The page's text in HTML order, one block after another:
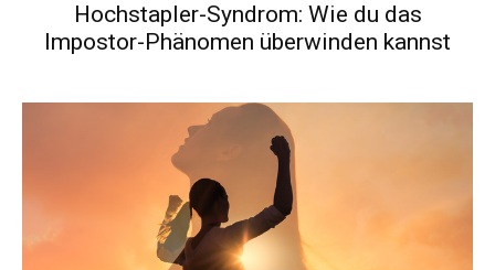
Hochstapler-Syndrom: Wie du das
Impostor-Phänomen überwinden kannst